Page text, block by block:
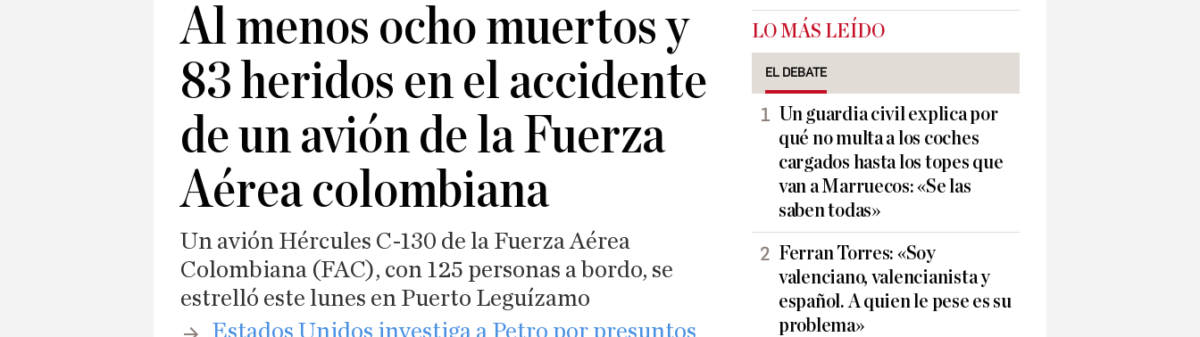
Al menos ocho muertos y
83 heridos en el accidente
de un avión de la Fuerza
Aérea colombiana
Un avión Hércules C-130 de la Fuerza Aérea
Colombiana (FAC), con 125 personas a bordo, se
estrelló este lunes en Puerto Leguízamo
Estados Unidos investiga a Petro por presuntos
LO MÁS LEÍDO
EL DEBATE
Un guardia civil explica por
qué no multa a los coches
cargados hasta los topes que
van a Marruecos: «Se las
saben todas»
Ferran Torres: «Soy
valenciano, valencianista y
español. A quien le pese es su
problema»